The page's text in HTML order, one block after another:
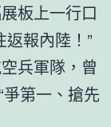
板上一行口
報內陸！”
兵軍隊，曾
第一、搶先